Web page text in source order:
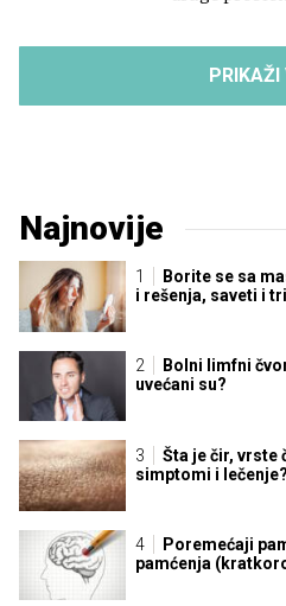
PRIKAŽI
Najnovije
Borite se sa
i rešenja, saveti i
Bolni limfni
uvećani su?
Šta je čir, vrste
simptomi i lečenje?
Poremećaji
pamćenja